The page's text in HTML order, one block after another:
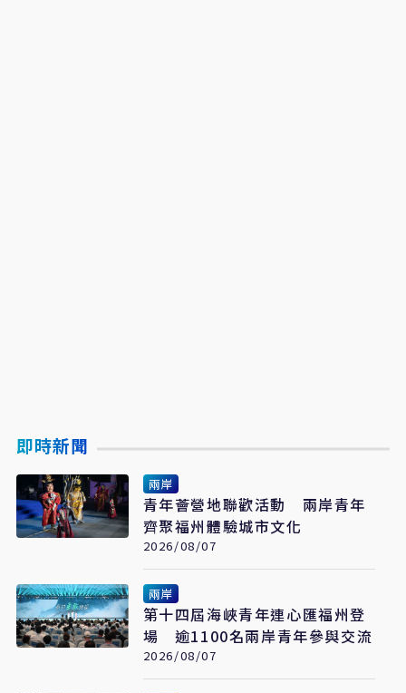
即時新聞
兩岸
青年薈營地聯歡活動 兩岸青年
齊聚福州體驗城市文化
2026/08/07
兩岸
第十四屆海峽青年連心匯福州登
場 逾1100名兩岸青年參與交流
2026/08/07